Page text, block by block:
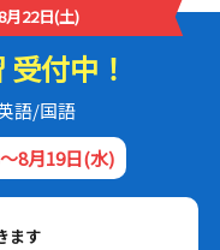
月22日(土)
付中！
語/国語
8月19日(水)
ます